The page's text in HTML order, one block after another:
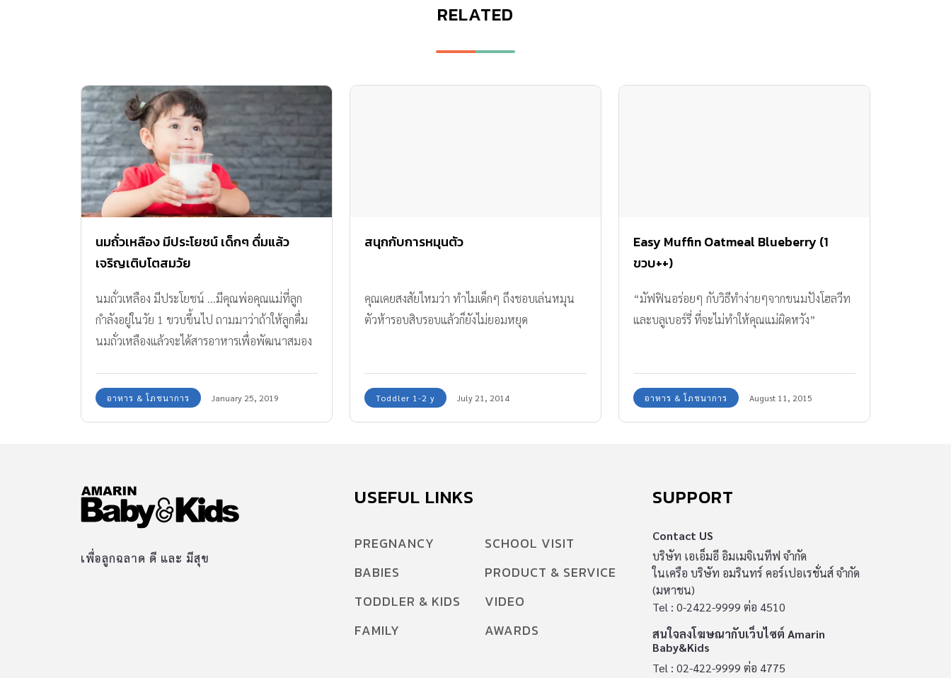
RELATED
นมถั่วเหลือง มีประโยชน์ เด็กๆ ดื่มแล้ว
เจริญเติบโตสมวัย
นมถั่วเหลือง มีประโยชน์ …มีคุณพ่อคุณแม่ที่ลูก
กำลังอยู่ในวัย 1 ขวบขึ้นไป ถามมาว่าถ้าให้ลูกดื่ม
นมถั่วเหลืองแล้วจะได้สารอาหารเพื่อพัฒนาสมอง
เรื่องนี้พร้อมกันค่ะ
อาหาร & โภชนาการ January 25, 2019
สนุกกับการหมุนตัว
คุณเคยสงสัยไหมว่า ทำไมเด็กๆ ถึงชอบเล่นหมุน
ตัวห้ารอบสิบรอบแล้วก็ยังไม่ยอมหยุด
Toddler 1-2 y July 21, 2014
Easy Muffin Oatmeal Blueberry (1
ขวบ++)
“มัฟฟินอร่อยๆ กับวิธีทำง่ายๆจากขนมปังโฮลวีท
และบลูเบอร์รี่ ที่จะไม่ทำให้คุณแม่ผิดหวัง”
อาหาร & โภชนาการ August 11, 2015
เพื่อลูกฉลาด ดี และ มีสุข
USEFUL LINKS
PREGNANCY
BABIES
TODDLER & KIDS
FAMILY
SCHOOL VISIT
PRODUCT & SERVICE
VIDEO
AWARDS
SUPPORT
Contact US
บริษัท เอเอ็มอี อิมเมจิเนทีฟ จำกัด
ในเครือ บริษัท อมรินทร์ คอร์เปอเรชั่นส์ จำกัด
(มหาชน)
Tel : 0-2422-9999 ต่อ 4510
สนใจลงโฆษณากับเว็บไซต์ Amarin
Baby&Kids
Tel : 02-422-9999 ต่อ 4775